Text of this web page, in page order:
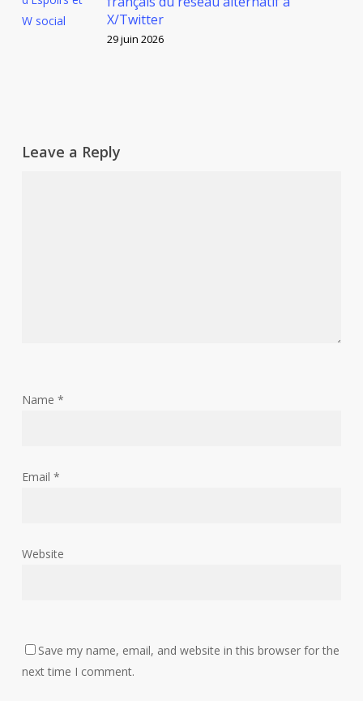
X/Twitter
29 juin 2026
Leave a Reply
Name *
Email *
Website
Save my name, email, and website in this browser for the
next time I comment.